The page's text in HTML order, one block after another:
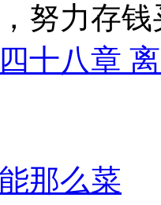
努力存
十八章
那么菜